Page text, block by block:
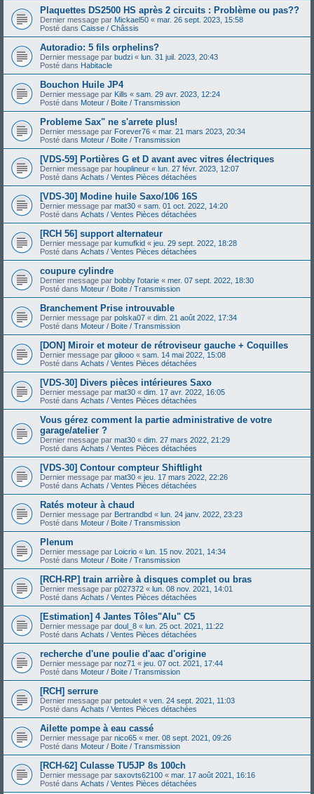
Plaquettes DS2500 HS après 2 circuits : Problème ou pas??
Dernier message par Mickael50 « mar. 26 sept. 2023, 15:58
Posté dans Caisse / Châssis
Autoradio: 5 fils orphelins?
Dernier message par budzi « lun. 31 juil. 2023, 20:43
Posté dans Habitacle
Bouchon Huile JP4
Dernier message par Kills « sam. 29 avr. 2023, 12:24
Posté dans Moteur / Boite / Transmission
Probleme Sax" ne s'arrete plus!
Dernier message par Forever76 « mar. 21 mars 2023, 20:34
Posté dans Moteur / Boite / Transmission
[VDS-59] Portières G et D avant avec vitres électriques
Dernier message par houplineur « lun. 27 févr. 2023, 12:07
Posté dans Achats / Ventes Pièces détachées
[VDS-30] Modine huile Saxo/106 16S
Dernier message par mat30 « sam. 01 oct. 2022, 14:20
Posté dans Achats / Ventes Pièces détachées
[RCH 56] support alternateur
Dernier message par kumufkid « jeu. 29 sept. 2022, 18:28
Posté dans Achats / Ventes Pièces détachées
coupure cylindre
Dernier message par bobby l'otarie « mer. 07 sept. 2022, 18:30
Posté dans Moteur / Boite / Transmission
Branchement Prise introuvable
Dernier message par polska07 « dim. 21 août 2022, 17:34
Posté dans Moteur / Boite / Transmission
[DON] Miroir et moteur de rétroviseur gauche + Coquilles
Dernier message par gilooo « sam. 14 mai 2022, 15:08
Posté dans Achats / Ventes Pièces détachées
[VDS-30] Divers pièces intérieures Saxo
Dernier message par mat30 « dim. 17 avr. 2022, 16:05
Posté dans Achats / Ventes Pièces détachées
Vous gérez comment la partie administrative de votre
garage/atelier ?
Dernier message par mat30 « dim. 27 mars 2022, 21:29
Posté dans Achats / Ventes Pièces détachées
[VDS-30] Contour compteur Shiftlight
Dernier message par mat30 « jeu. 17 mars 2022, 22:26
Posté dans Achats / Ventes Pièces détachées
Ratés moteur à chaud
Dernier message par Bertrandbd « lun. 24 janv. 2022, 23:23
Posté dans Moteur / Boite / Transmission
Plenum
Dernier message par Loicrio « lun. 15 nov. 2021, 14:34
Posté dans Moteur / Boite / Transmission
[RCH-RP] train arrière à disques complet ou bras
Dernier message par p027372 « lun. 08 nov. 2021, 14:01
Posté dans Achats / Ventes Pièces détachées
[Estimation] 4 Jantes Tôles"Alu" C5
Dernier message par doul_8 « lun. 25 oct. 2021, 11:22
Posté dans Achats / Ventes Pièces détachées
recherche d'une poulie d'aac d'origine
Dernier message par noz71 « jeu. 07 oct. 2021, 17:44
Posté dans Moteur / Boite / Transmission
[RCH] serrure
Dernier message par petoulet « ven. 24 sept. 2021, 11:03
Posté dans Achats / Ventes Pièces détachées
Ailette pompe à eau cassé
Dernier message par nico65 « mer. 08 sept. 2021, 09:26
Posté dans Moteur / Boite / Transmission
[RCH-62] Culasse TU5JP 8s 100ch
Dernier message par saxovts62100 « mar. 17 août 2021, 16:16
Posté dans Achats / Ventes Pièces détachées